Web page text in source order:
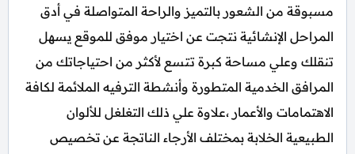
مسبوقة من الشعور بالتميز والراحة المتواصلة في أدق
المراحل الإنشائية نتجت عن اختيار موفق للموقع يسهل
تنقلك وعلي مساحة كبرة تتسع لأكثر من احتياجاتك من
المرافق الخدمية المتطورة وأنشطة الترفيه الملائمة لكافة
الاهتمامات والأعمار ،علاوة علي ذلك التغلغل للألوان
الطبيعية الخلابة بمختلف الأرجاء الناتجة عن تخصيص